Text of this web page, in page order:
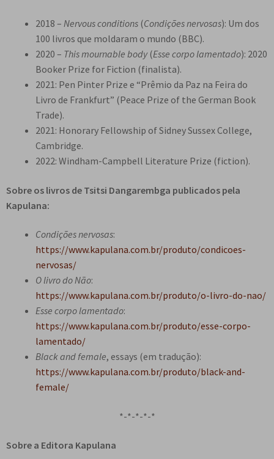
2018 – Nervous conditions (Condições nervosas): Um dos
100 livros que moldaram o mundo (BBC).
2020 – This mournable body(Esse corpo lamentado): 2020
Booker Prize for Fiction (finalista).
2021: Pen Pinter Prize e “Prêmio da Paz na Feira do
Livro de Frankfurt” (Peace Prize of the German Book
Trade).
2021: Honorary Fellowship of Sidney Sussex College,
Cambridge.
2022: Windham-Campbell Literature Prize (fiction).
Sobre os livros de Tsitsi Dangarembga publicados pela
Kapulana:
Condições nervosas:
https://www.kapulana.com.br/produto/condicoes-
nervosas/
O livro do Não:
https://www.kapulana.com.br/produto/o-livro-do-nao/
Esse corpo lamentado:
https://www.kapulana.com.br/produto/esse-corpo-
lamentado/
Black and female, essays (em tradução):
https://www.kapulana.com.br/produto/black-and-
female/
*-*-*-*-*
Sobre a Editora Kapulana